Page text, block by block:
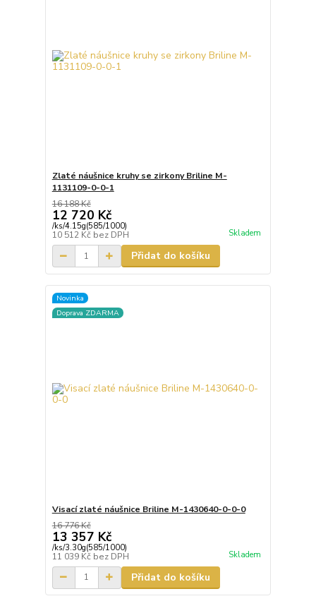
Zlaté náušnice kruhy se zirkony Briline M-
1131109-0-0-1
16 188 Kč
12 720 Kč
/ks/4.15g(585/1000)
10 512 Kč bez DPH Skladem
Přidat do košíku
Novinka
Doprava ZDARMA
Visací zlaté náušnice Briline M-1430640-0-0-0
16 776 Kč
13 357 Kč
/ks/3.30g(585/1000)
11 039 Kč bez DPH Skladem
Přidat do košíku